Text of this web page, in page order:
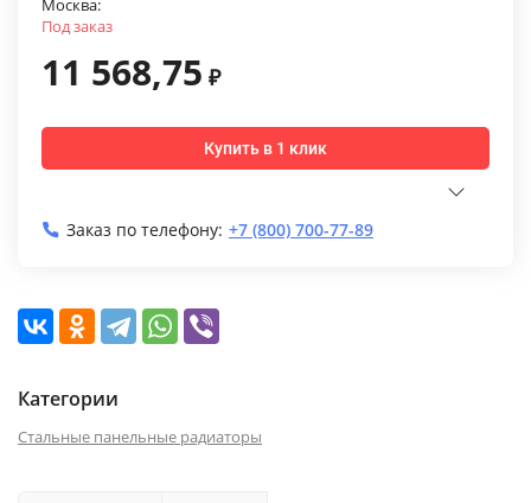
Москва:
Под заказ
11 568,75 ₽
Купить в 1 клик
Заказ по телефону: +7 (800) 700-77-89
Категории
Стальные панельные радиаторы